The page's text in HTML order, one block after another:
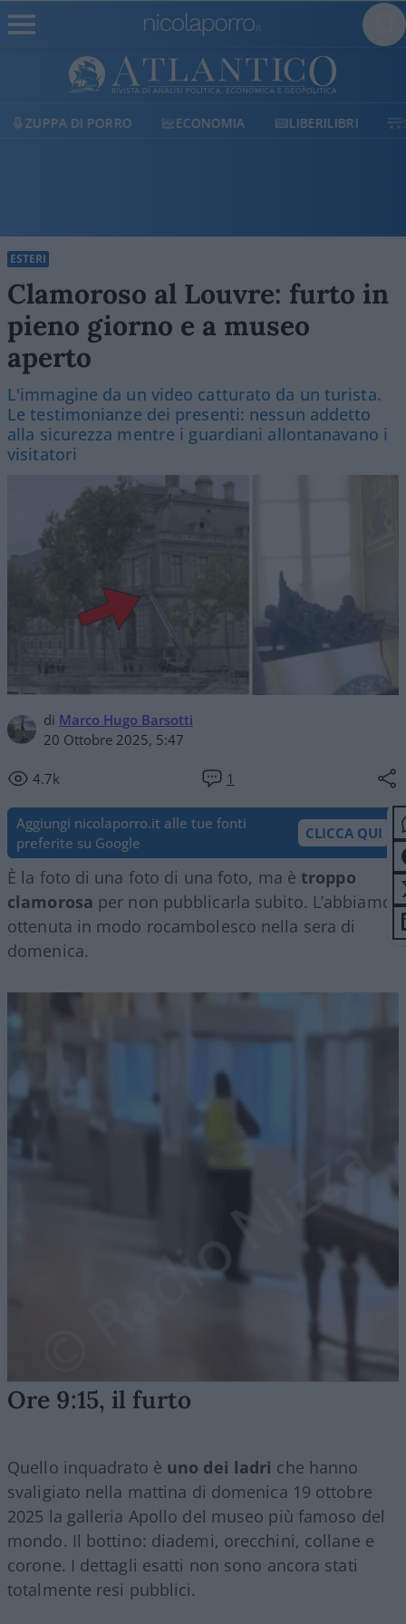
ECONOMIA LIBERILIBRI SHOP SOSTIENICI
ESTERI
Clamoroso al Louvre: furto in
pieno giorno e a museo
aperto
L'immagine da un video catturato da un turista.
Le testimonianze dei presenti: nessun addetto
alla sicurezza mentre i guardiani allontanavano i
visitatori
di Marco Hugo Barsotti
20 Ottobre 2025, 5:47
4.7k 1
Aggiungi nicolaporro.it alle tue fonti
preferite su Google
CLICCA QUI
È la foto di una foto di una foto, ma è troppo
clamorosa per non pubblicarla subito. L’abbiamo
ottenuta in modo rocambolesco nella sera di
domenica.
Ore 9:15, il furto
Quello inquadrato è uno dei ladri che hanno
svaligiato nella mattina di domenica 19 ottobre
2025 la galleria Apollo del museo più famoso del
mondo. Il bottino: diademi, orecchini, collane e
corone. I dettagli esatti non sono ancora stati
totalmente resi pubblici.